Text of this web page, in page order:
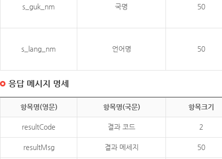
s_guk_nm 국명 50
s_lang_nm 언어명 50
응답 메시지 명세
항목명(영문) 항목명(국문) 항목크기
resultCode 결과 코드 2
resultMsg 결과 메세지 50